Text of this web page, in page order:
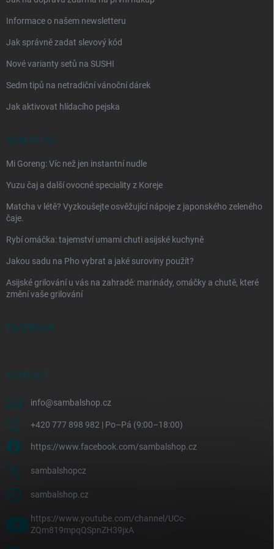
Informace o našem newsletteru
Jak správně zadat slevový kód
Nové varianty setů na SUSHI
Sedm tipů na netradiční vánoční dárek
Jak aktivovat hlídacího pejska
ASIA BLOG
Mi Goreng: Víc než jen instantní nudle
Yuzu čaj a další ovocné speciality z Koreje
Matcha v létě? Vyzkoušejte osvěžující nápoje z japonského zeleného
čaje.
Rybí omáčka: tajemství umami chuti asijské kuchyně
Jakou sadu na Pho vybrat a jaké suroviny použít?
Asijské grilování u vás na zahradě: marinády, omáčky a chutě, které
změní vaše grilování
FACEBOOK
KONTAKT
info@sambalshop.cz
+420 777 898 982 | Po–Pá (9:00–18:00)
https://www.facebook.com/sambalshop.cz
sambalshopcz
sambalshop.cz
https://www.youtube.com/channel/UCc-
ZQm819mpqQSpnZH39jxA